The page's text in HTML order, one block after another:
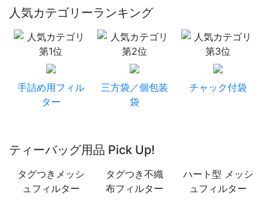
人気カテゴリーランキング
手詰め用フィル
ター
三方袋／個包装
袋
チャック付袋
ティーバッグ用品 Pick Up!
タグつきメッシ
ュフィルター
タグつき不織
布フィルター
ハート型 メッシ
ュフィルター